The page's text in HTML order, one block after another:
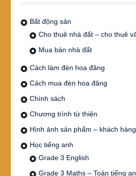
Bất động sản
Cho thuê nhà đất – cho thuê
Mua bán nhà đất
Cách làm đèn hoa đăng
Cách mua đèn hoa đăng
Chính sách
Chương trình từ thiện
Hình ảnh sản phẩm – khách hàng
Học tiếng anh
Grade 3 English
Grade 3 Maths – Toán tiếng